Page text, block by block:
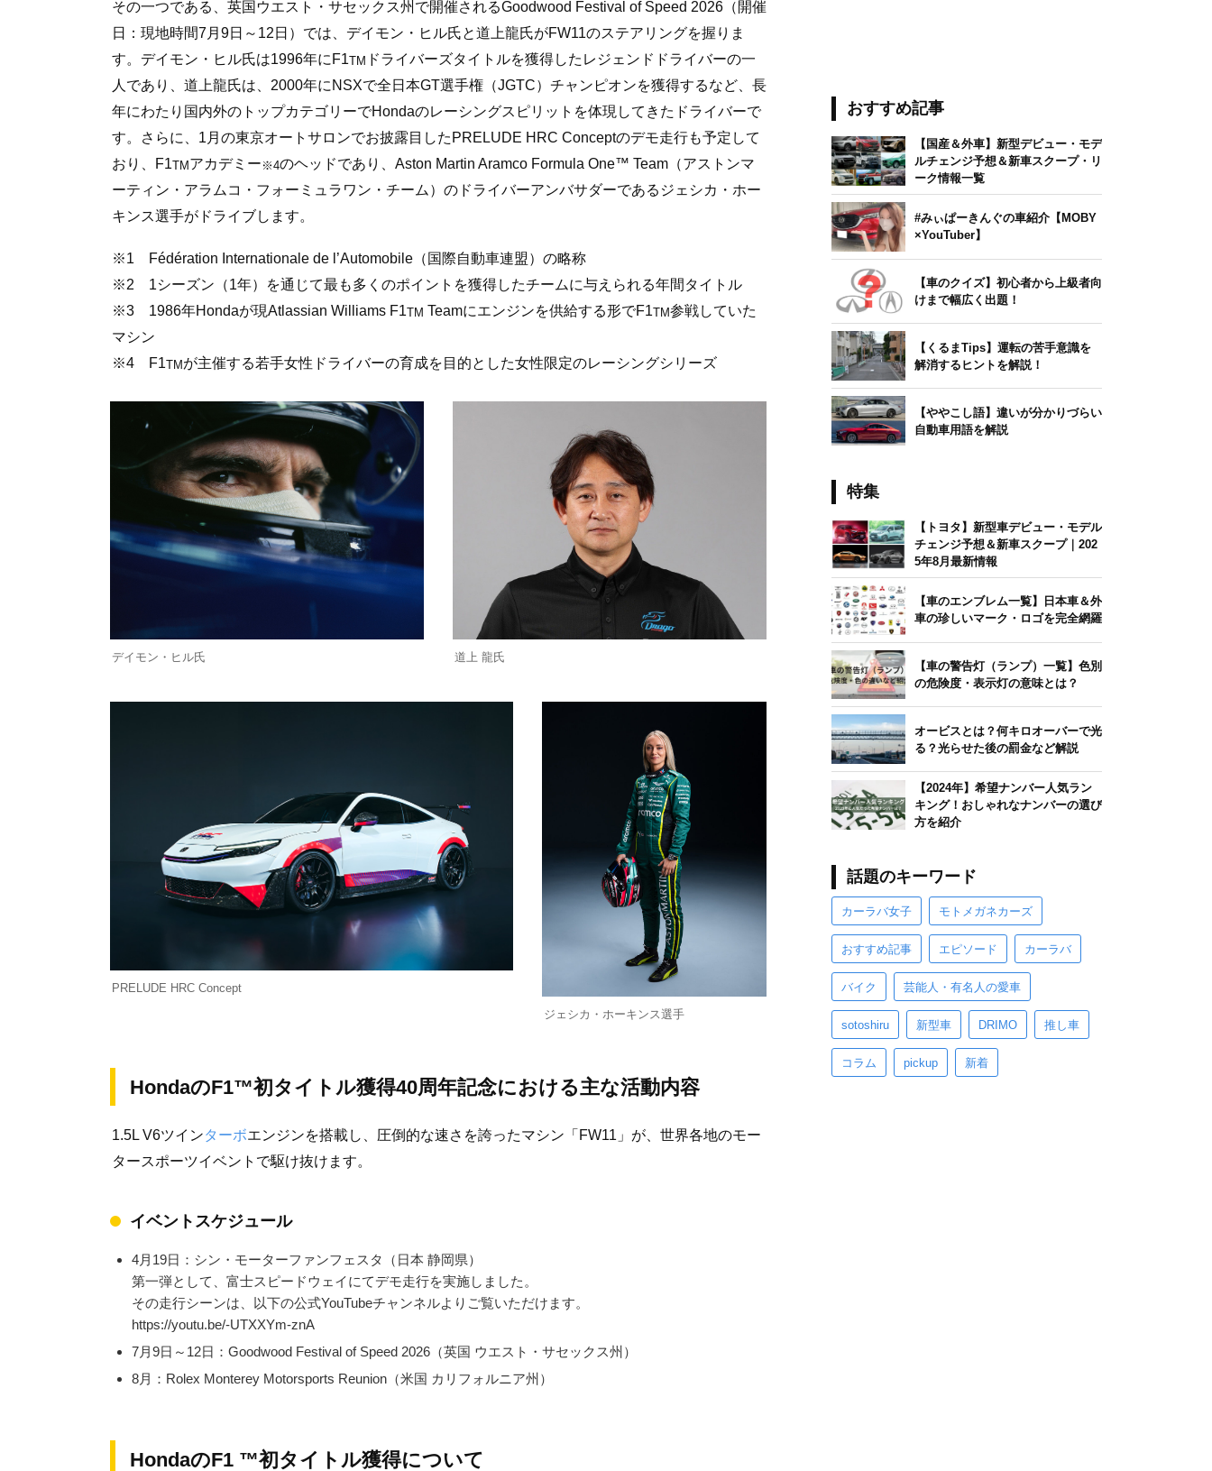
その一つである、英国ウエスト・サセックス州で開催されるGoodwood Festival of Speed 2026（開催
日：現地時間7月9日～12日）では、デイモン・ヒル氏と道上龍氏がFW11のステアリングを握りま
す。デイモン・ヒル氏は1996年にF1TM ドライバーズタイトルを獲得したレジェンドドライバーの一
人であり、道上龍氏は、2000年にNSXで全日本GT選手権（JGTC）チャンピオンを獲得するなど、長
年にわたり国内外のトップカテゴリーでHondaのレーシングスピリットを体現してきたドライバーで
す。さらに、1月の東京オートサロンでお披露目したPRELUDE HRC Conceptのデモ走行も予定して
おり、F1TM アカデミー ※4のヘッドであり、Aston Martin Aramco Formula One™ Team（アストンマ
ーティン・アラムコ・フォーミュラワン・チーム）のドライバーアンバサダーであるジェシカ・ホー
キンス選手がドライブします。
※1 Fédération Internationale de l’Automobile（国際自動車連盟）の略称
※2 1シーズン（1年）を通じて最も多くのポイントを獲得したチームに与えられる年間タイトル
※3 1986年Hondaが現Atlassian Williams F1TM Teamにエンジンを供給する形でF1TM参戦していた
マシン
※4 F1TM が主催する若手女性ドライバーの育成を目的とした女性限定のレーシングシリーズ
デイモン・ヒル氏 道上 龍氏
PRELUDE HRC Concept
ジェシカ・ホーキンス選手
HondaのF1™初タイトル獲得40周年記念における主な活動内容
1.5L V6ツインターボエンジンを搭載し、圧倒的な速さを誇ったマシン「FW11」が、世界各地のモー
タースポーツイベントで駆け抜けます。
イベントスケジュール
4月19日：シン・モーターファンフェスタ（日本 静岡県）
第一弾として、富士スピードウェイにてデモ走行を実施しました。
その走行シーンは、以下の公式YouTubeチャンネルよりご覧いただけます。
https://youtu.be/-UTXXYm-znA
7月9日～12日：Goodwood Festival of Speed 2026（英国 ウエスト・サセックス州）
8月：Rolex Monterey Motorsports Reunion（米国 カリフォルニア州）
HondaのF1 ™初タイトル獲得について
おすすめ記事
【国産＆外車】新型デビュー・モデ
ルチェンジ予想＆新車スクープ・リ
ーク情報一覧
#みぃぱーきんぐの車紹介【MOBY
×YouTuber】
【車のクイズ】初心者から上級者向
けまで幅広く出題！
【くるまTips】運転の苦手意識を
解消するヒントを解説！
【ややこし語】違いが分かりづらい
自動車用語を解説
特集
【トヨタ】新型車デビュー・モデル
チェンジ予想＆新車スクープ｜202
5年8月最新情報
【車のエンブレム一覧】日本車＆外
車の珍しいマーク・ロゴを完全網羅
【車の警告灯（ランプ）一覧】色別
の危険度・表示灯の意味とは？
オービスとは？何キロオーバーで光
る？光らせた後の罰金など解説
【2024年】希望ナンバー人気ラン
キング！おしゃれなナンバーの選び
方を紹介
話題のキーワード
カーラバ女子 モトメガネカーズ
おすすめ記事 エピソード カーラバ
バイク 芸能人・有名人の愛車
sotoshiru 新型車 DRIMO 推し車
コラム pickup 新着